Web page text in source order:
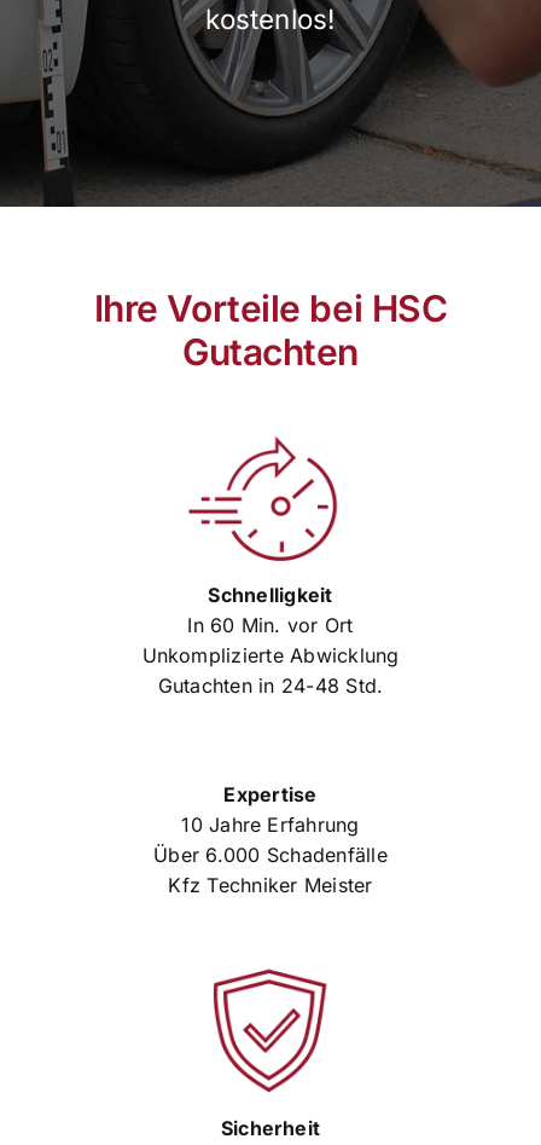
kostenlos!
Ihre Vorteile bei HSC
Gutachten
Schnelligkeit
In 60 Min. vor Ort
Unkomplizierte Abwicklung
Gutachten in 24-48 Std.
Expertise
10 Jahre Erfahrung
Über 6.000 Schadenfälle
Kfz Techniker Meister
Sicherheit